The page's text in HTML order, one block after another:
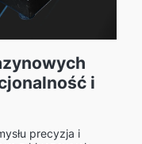
i
precyzja i